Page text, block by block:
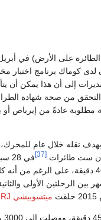
على الأرض) في أبريل
إلى أن هذا يمكن أن
من صحة شهادة
المخطط لها أعلى من 3000 ساعة مطلوبة
ست طائرات.[37]
في
على ارتفاع 3000 متر، والتي استغرقت ساعتين و 46
الرحلتين الأولى والثانية،
ميتسوبيشي MRJ